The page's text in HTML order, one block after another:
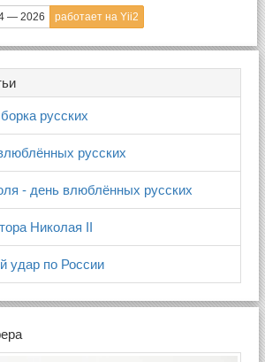
— 2026 работает на Yii2
русских
русских
- день влюблённых русских
Николая II
удар по России